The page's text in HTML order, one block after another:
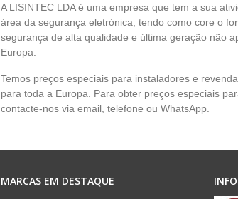
A LISINTEC LDA é uma empresa que tem a sua
área da segurança eletrónica, tendo como core o
segurança de alta qualidade e última geração não
Europa.
Temos preços especiais para instaladores e
para toda a Europa. Para obter preços especiais
contacte-nos via email, telefone ou WhatsApp.
MARCAS EM DESTAQUE